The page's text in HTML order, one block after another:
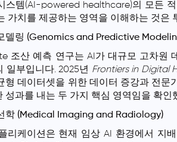
스템(AI-powered healthcare)의 모든
가치를 제공하는 영역을 이해하는 것은
델링 (Genomics and Predictive
조산 예측 연구는 AI가 대규모 고차원
일부입니다. 2025년 Frontiers in Digital
형 데이터셋을 위한 데이터 증강과 전문
성과를 내는 두 가지 핵심 영역임을 확인
학 (Medical Imaging and Radiology)
리케이션은 현재 임상 AI 환경에서 지